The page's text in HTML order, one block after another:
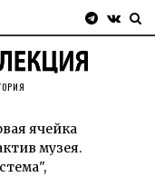
ячейка
музея.